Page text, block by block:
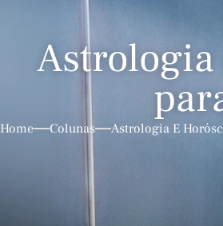
Home Colunas Astrologia E